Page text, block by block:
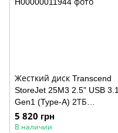
Жесткий диск Transcend
StoreJet 25M3 2.5" USB 3.1
Gen1 (Type-A) 2ТБ
(TS2TSJ25M3S)
5 820 грн
В наличии